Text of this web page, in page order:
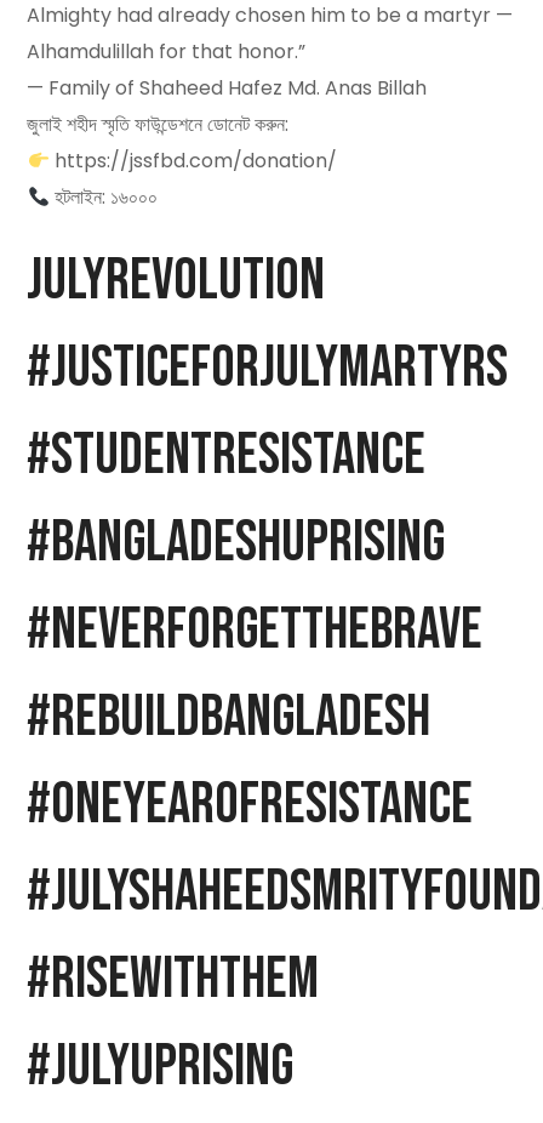
Almighty had already chosen him to be a martyr —
Alhamdulillah for that honor.”
— Family of Shaheed Hafez Md. Anas Billah
জুলাই শহীদ স্মৃতি ফাউন্ডেশনে ডোনেট করুন:
https://jssfbd.com/donation/
হটলাইন: ১৬০০০
JulyRevolution
#JusticeForJulyMartyrs
#StudentResistance
#BangladeshUprising
#NeverForgetTheBrave
#RebuildBangladesh
#OneYearOfResistance
#RiseWithThem
#JulyUprising